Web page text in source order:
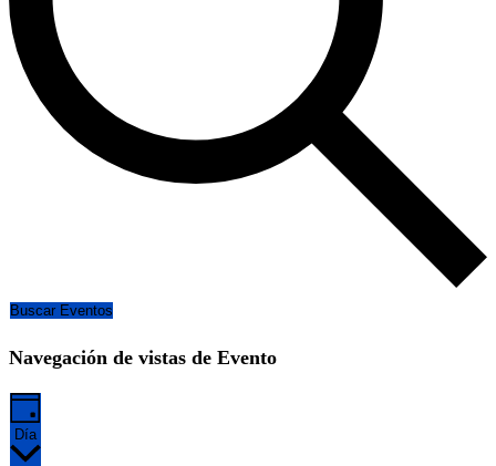
Buscar Eventos
Navegación de vistas de Evento
Día